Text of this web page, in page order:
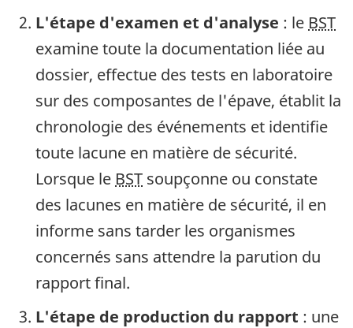
L'étape d'examen et d'analyse : le BST
examine toute la documentation liée au
dossier, effectue des tests en laboratoire
sur des composantes de l'épave, établit la
chronologie des événements et identifie
toute lacune en matière de sécurité.
Lorsque le BST soupçonne ou constate
des lacunes en matière de sécurité, il en
informe sans tarder les organismes
concernés sans attendre la parution du
rapport final.
L'étape de production du rapport : une